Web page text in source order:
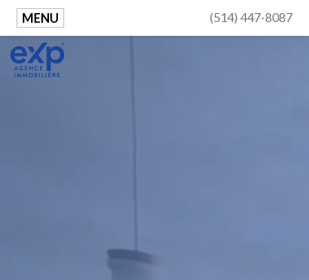
MENU (514) 447-8087